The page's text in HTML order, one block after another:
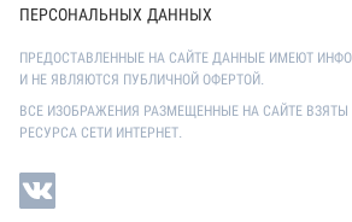
ПЕРСОНАЛЬНЫХ ДАННЫХ
ПРЕДОСТАВЛЕННЫЕ НА САЙТЕ ДАННЫЕ ИМЕЮТ
И НЕ ЯВЛЯЮТСЯ ПУБЛИЧНОЙ ОФЕРТОЙ.
ВСЕ ИЗОБРАЖЕНИЯ РАЗМЕЩЕННЫЕ НА САЙТЕ
РЕСУРСА СЕТИ ИНТЕРНЕТ.